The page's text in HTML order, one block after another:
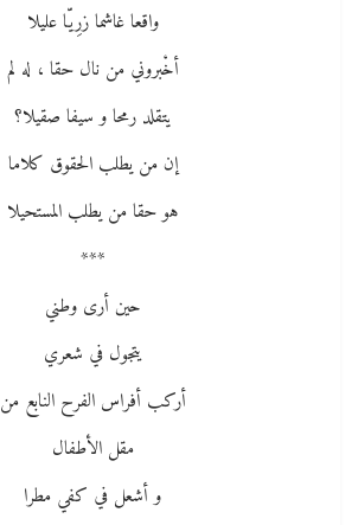
واقعا غاشما زرِيّا عليلا
أخْبروني من نال حقا ، له لم
يتقلد رمحا و سيفا صقيلا؟
إن من يطلب الحقوق كلاما
هو حقا من يطلب المستحيلا
***
حين أرى وطني
يتجول في شعري
أركب أفراس الفرح النابع من
مقل الأطفال
و أشعل في كفي مطرا